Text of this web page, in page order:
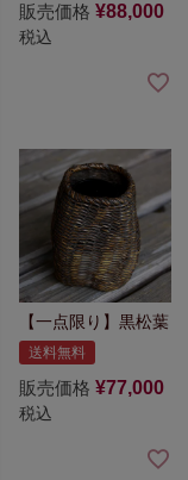
販売価格 ¥88,000
税込
【一点限り】 黒松葉
送料無料
販売価格 ¥77,000
税込